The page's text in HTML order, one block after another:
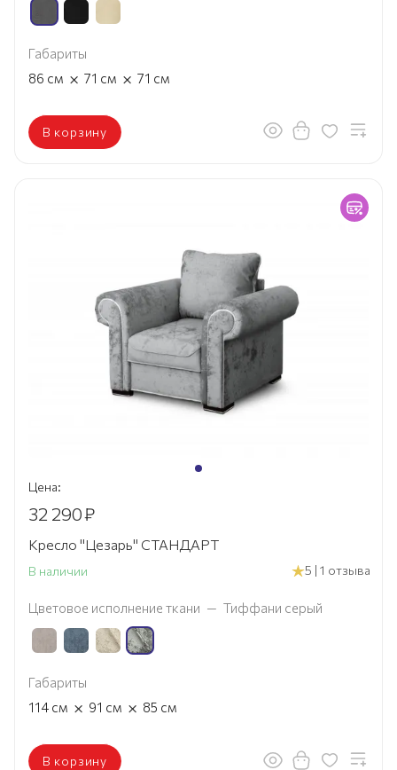
Габариты
86 см × 71 см × 71 см
В корзину
Цена:
32 290₽
Кресло "Цезарь" СТАНДАРТ
В наличии 5 | 1 отзыва
Цветовое исполнение ткани — Тиффани серый
Габариты
114 см × 91 см × 85 см
В корзину